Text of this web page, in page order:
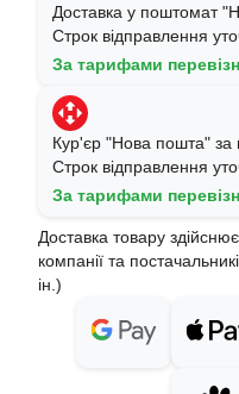
Доставка у поштомат
Строк відправлення
За тарифами
Кур'єр "Нова пошта"
Строк відправлення
За тарифами
Доставка товару
компанії та
ін.)